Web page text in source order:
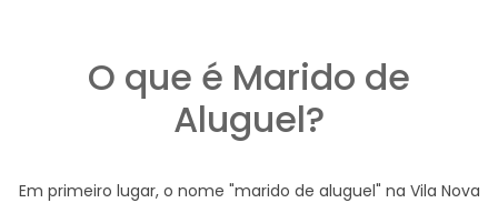
O que é Marido de
Aluguel?
Em primeiro lugar, o nome "marido de aluguel" na Vila Nova